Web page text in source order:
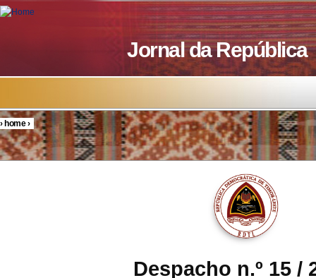
Skip to main content
Jornal da República
You are here
›home›
Despacho n.º 15 /